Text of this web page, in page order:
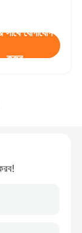
সাথে যোগাযোগ
করুন